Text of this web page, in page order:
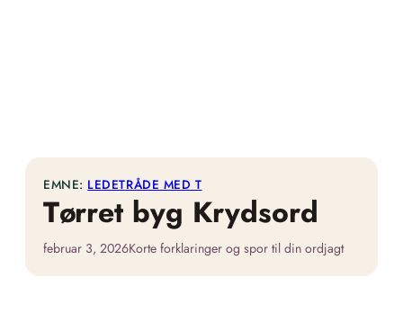
EMNE: LEDETRÅDE MED T
Tørret byg Krydsord
februar 3, 2026Korte forklaringer og spor til din ordjagt